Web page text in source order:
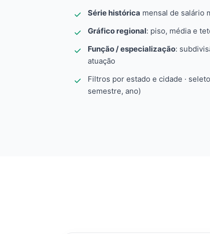
Série histórica mensal de salário
Gráfico regional: piso, média e
Função / especialização:
atuação
Filtros por estado e cidade ·
semestre, ano)